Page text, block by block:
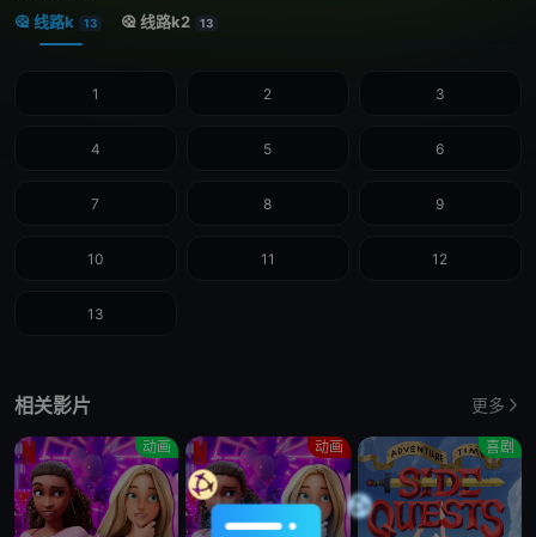
线路k 13 线路k2 13
1 2 3
4 5 6
7 8 9
10 11 12
13
相关影片 更多
动画 动画 喜剧